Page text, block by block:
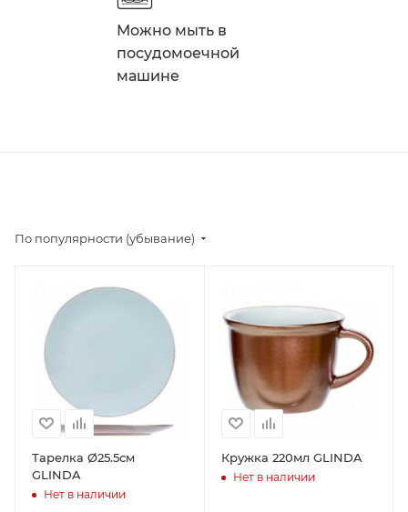
Можно мыть в
посудомоечной
машине
По популярности (убывание)
Тарелка Ø25.5см
GLINDA
Нет в наличии
Кружка 220мл GLINDA
Нет в наличии